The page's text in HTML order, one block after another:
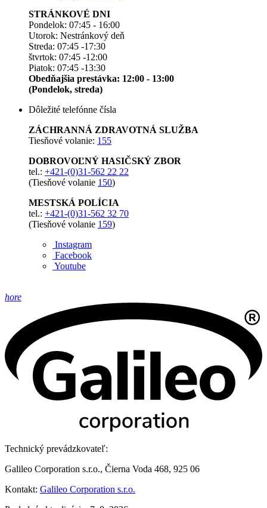
STRÁNKOVÉ DNI
Pondelok: 07:45 - 16:00
Utorok: Nestránkový deň
Streda: 07:45 -17:30
štvrtok: 07:45 -12:00
Piatok: 07:45 -13:30
Obedňajšia prestávka: 12:00 - 13:00
(Pondelok, streda)
Dôležité telefónne čísla
ZÁCHRANNÁ ZDRAVOTNÁ SLUŽBA
Tiesňové volanie: 155
DOBROVOĽNÝ HASIČSKÝ ZBOR
tel.: +421-(0)31-562 22 22
(Tiesňové volanie 150)
MESTSKÁ POLÍCIA
tel.: +421-(0)31-562 32 70
(Tiesňové volanie 159)
Instagram
Facebook
Youtube
hore
Technický prevádzkovateľ:
Galileo Corporation s.r.o., Čierna Voda 468, 925 06
Kontakt: Galileo Corporation s.r.o.